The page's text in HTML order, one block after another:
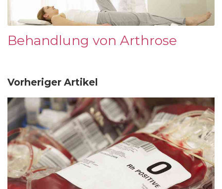
Behandlung von Arthrose
Vorheriger Artikel